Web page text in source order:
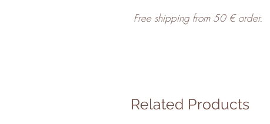
Free shipping from 50 € order.
Related Products